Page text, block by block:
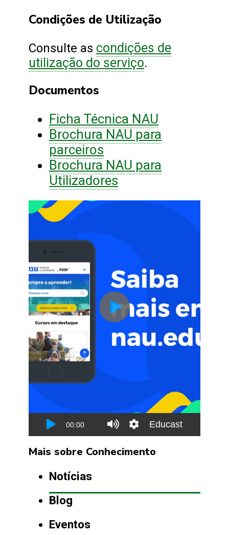
Condições de Utilização
Consulte as condições de
utilização do serviço.
Documentos
Ficha Técnica NAU
Brochura NAU para
parceiros
Brochura NAU para
Utilizadores
Mais sobre Conhecimento
Notícias
Blog
Eventos